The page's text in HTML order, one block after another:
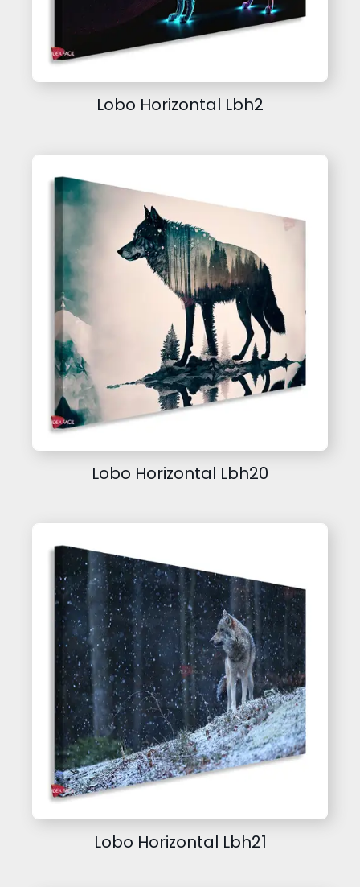
Lobo Horizontal Lbh2
Lobo Horizontal Lbh20
Lobo Horizontal Lbh21